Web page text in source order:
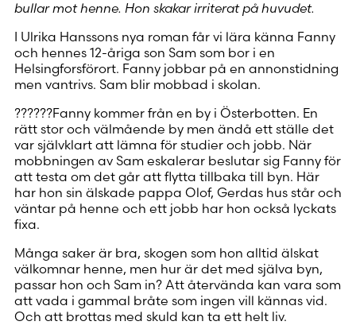
bullar mot henne. Hon skakar irriterat på huvudet.
I Ulrika Hanssons nya roman får vi lära känna Fanny
och hennes 12-åriga son Sam som bor i en
Helsingforsförort. Fanny jobbar på en annonstidning
men vantrivs. Sam blir mobbad i skolan.
??????Fanny kommer från en by i Österbotten. En
rätt stor och välmående by men ändå ett ställe det
var självklart att lämna för studier och jobb. När
mobbningen av Sam eskalerar beslutar sig Fanny för
att testa om det går att flytta tillbaka till byn. Här
har hon sin älskade pappa Olof, Gerdas hus står och
väntar på henne och ett jobb har hon också lyckats
fixa.
Många saker är bra, skogen som hon alltid älskat
välkomnar henne, men hur är det med själva byn,
passar hon och Sam in? Att återvända kan vara som
att vada i gammal bråte som ingen vill kännas vid.
Och att brottas med skuld kan ta ett helt liv.